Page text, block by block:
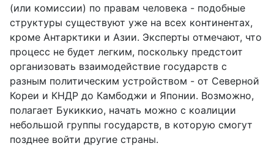
(или комиссии) по правам человека - подобные
структуры существуют уже на всех континентах,
кроме Антарктики и Азии. Эксперты отмечают, что
процесс не будет легким, поскольку предстоит
организовать взаимодействие государств с
разным политическим устройством - от Северной
Кореи и КНДР до Камбоджи и Японии. Возможно,
полагает Букиккио, начать можно с коалиции
небольшой группы государств, в которую смогут
позднее войти другие страны.